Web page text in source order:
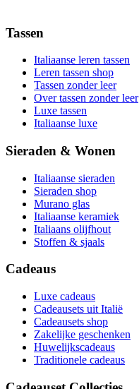
Tassen
Italiaanse leren tassen
Leren tassen shop
Tassen zonder leer
Over tassen zonder leer
Luxe tassen
Italiaanse luxe
Sieraden & Wonen
Italiaanse sieraden
Sieraden shop
Murano glas
Italiaanse keramiek
Italiaans olijfhout
Stoffen & sjaals
Cadeaus
Luxe cadeaus
Cadeausets uit Italië
Cadeausets shop
Zakelijke geschenken
Huwelijkscadeaus
Traditionele cadeaus